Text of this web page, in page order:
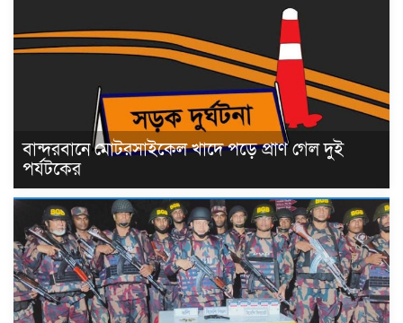
বান্দরবানে মোটরসাইকেল খাদে পড়ে প্রাণ গেল দুই
পর্যটকের